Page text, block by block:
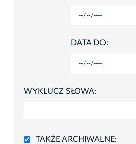
DATA DO:
WYKLUCZ SŁOWA:
TAKŻE ARCHIWALNE: